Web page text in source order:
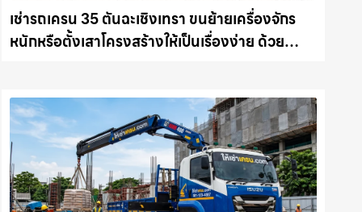
เช่ารถเครน 35 ตันฉะเชิงเทรา ขนย้ายเครื่องจักร
หนักหรือตั้งเสาโครงสร้างให้เป็นเรื่องง่าย ด้วย